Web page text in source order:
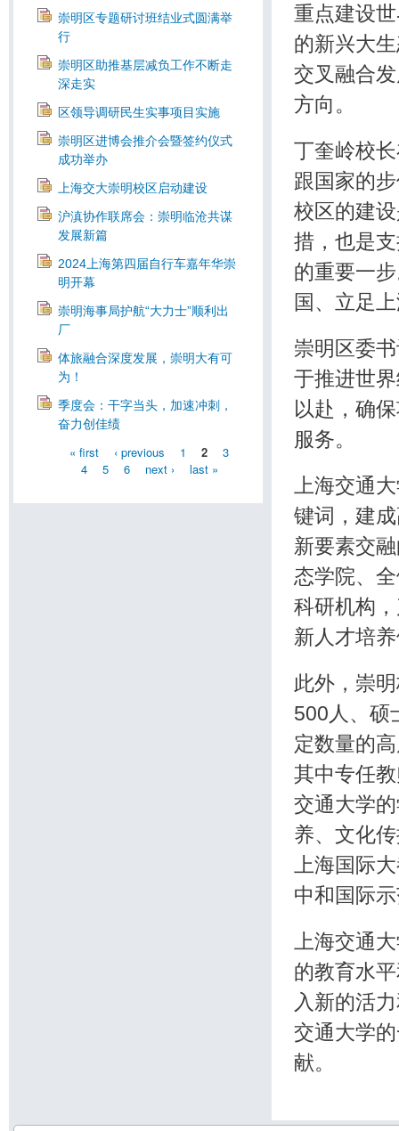
崇明区专题研讨班结业式圆满举
行
崇明区助推基层减负工作不断走
深走实
区领导调研民生实事项目实施
崇明区进博会推介会暨签约仪式
成功举办
上海交大崇明校区启动建设
沪滇协作联席会：崇明临沧共谋
发展新篇
2024上海第四届自行车嘉年华崇
明开幕
崇明海事局护航“大力士”顺利出
厂
体旅融合深度发展，崇明大有可
为！
季度会：干字当头，加速冲刺，
奋力创佳绩
« first ‹ previous 1 2
3
4
5 6 next › last »
重点建设
的新兴大
交叉融合
方向。
丁奎岭校
跟国家的
校区的建
措，也是
的重要一
国、立足
崇明区委
于推进世
以赴，确
服务。
上海交通
键词，建
新要素交
态学院、
科研机构
新人才培
此外，崇
500人、硕
定数量的
其中专任
交通大学
养、文化
上海国际
中和国际
上海交通
的教育水
入新的活
交通大学
献。